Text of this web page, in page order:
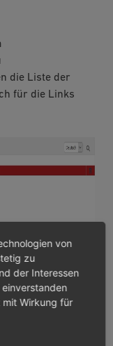
die Liste der
für die Links
von
zu
der Interessen
mit Wirkung für